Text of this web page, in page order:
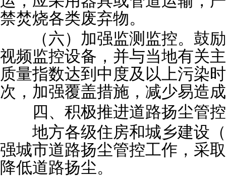
禁焚烧各类废弃物。
（六）加强监测监控。鼓励
视频监控设备，并与当地有关
质量指数达到中度及以上污染
次，加强覆盖措施，减少易造
四、积极推进道路扬尘管控
地方各级住房和城乡建设（
强城市道路扬尘管控工作，采
降低道路扬尘。